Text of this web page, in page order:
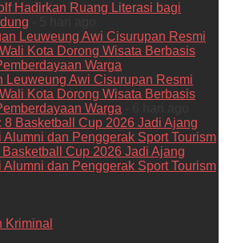
Hadirkan Ruang Literasi bagi
Leuweung Awi Cisurupan Resmi
Kota Dorong Wisata Berbasis
Warga
Basketball Cup 2026 Jadi Ajang
Alumni dan Penggerak Sport Tourism
Kriminal